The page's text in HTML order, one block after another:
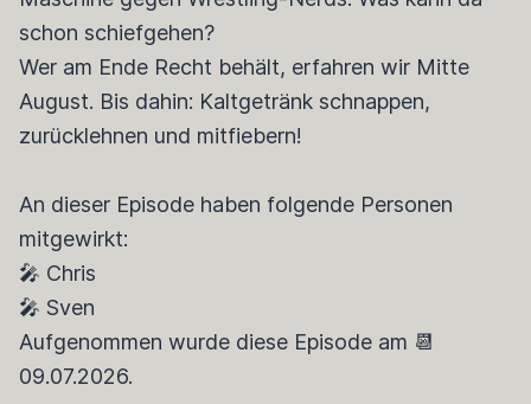
schon schiefgehen?
Wer am Ende Recht behält, erfahren wir Mitte
August. Bis dahin: Kaltgetränk schnappen,
zurücklehnen und mitfiebern!
An dieser Episode haben folgende Personen
mitgewirkt:
🎤 Chris
🎤 Sven
Aufgenommen wurde diese Episode am 📆
09.07.2026.